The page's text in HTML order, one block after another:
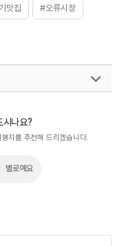
맛집 #오류시장
시나요?
지를 추천해 드리겠습니다.
별로예요